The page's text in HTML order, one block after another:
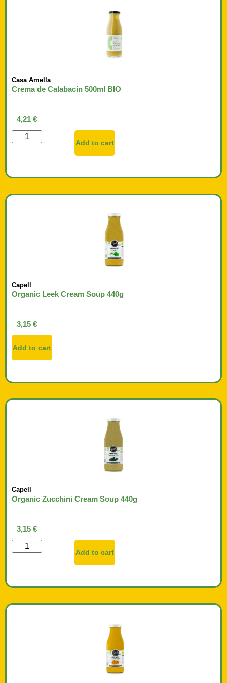
Casa Amella
Crema de Calabacín 500ml BIO
4,21 €
Add to cart
Capell
Organic Leek Cream Soup 440g
3,15 €
Add to cart
Capell
Organic Zucchini Cream Soup 440g
3,15 €
Add to cart